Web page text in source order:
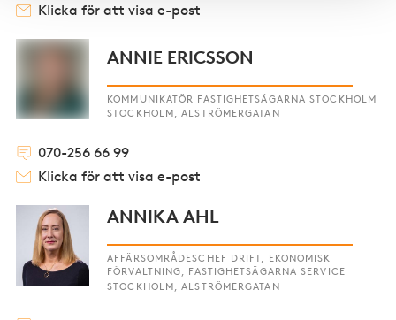
Klicka för att visa e-post
ANNIE ERICSSON
KOMMUNIKATÖR FASTIGHETSÄGARNA STOCKHOLM
STOCKHOLM, ALSTRÖMERGATAN
070-256 66 99
Klicka för att visa e-post
ANNIKA AHL
AFFÄRSOMRÅDESCHEF DRIFT, EKONOMISK
FÖRVALTNING, FASTIGHETSÄGARNA SERVICE
STOCKHOLM, ALSTRÖMERGATAN